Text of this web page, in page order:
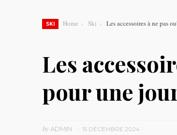
SKI Home Ski Les accessoires à ne pas
Les
pour une
byADMIN 15 DÉCEMBRE 2024